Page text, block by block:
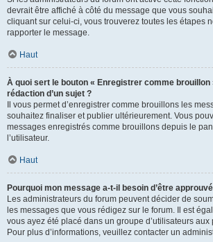
devrait être affiché à côté du message que vous
cliquant sur celui-ci, vous trouverez toutes les étapes
rapporter le message.
Haut
À quoi sert le bouton « Enregistrer comme brouillon
rédaction d’un sujet ?
Il vous permet d’enregistrer comme brouillons les
souhaitez finaliser et publier ultérieurement. Vous
messages enregistrés comme brouillons depuis le
l’utilisateur.
Haut
Pourquoi mon message a-t-il besoin d’être
Les administrateurs du forum peuvent décider de
les messages que vous rédigez sur le forum. Il est
vous ayez été placé dans un groupe d’utilisateurs
Pour plus d’informations, veuillez contacter un